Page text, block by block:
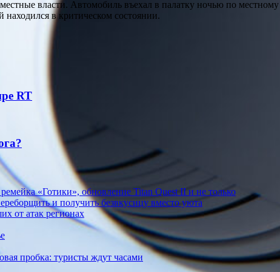
власти. Автомобиль въехал в палатку ночью по
в критическом состоянии.
RT
«Готики», обновление Titan Quest II и не только
и получить безвкусицу вместо уюта
от атак регионах
пробка: туристы ждут часами